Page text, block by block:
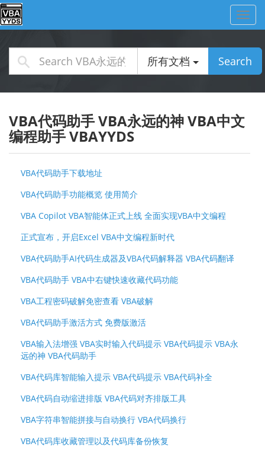
所有文档 Search
VBA代码助手 VBA永远的神 VBA中文
编程助手 VBAYYDS
VBA代码助手下载地址
VBA代码助手功能概览 使用简介
VBA Copilot VBA智能体正式上线 全面实现VBA中文编程
正式宣布，开启Excel VBA中文编程新时代
VBA代码助手AI代码生成器及VBA代码解释器 VBA代码翻译
VBA代码助手 VBA中右键快速收藏代码功能
VBA工程密码破解免密查看 VBA破解
VBA代码助手激活方式 免费版激活
VBA输入法增强 VBA实时输入代码提示 VBA代码提示 VBA永
远的神 VBA代码助手
VBA代码库智能输入提示 VBA代码提示 VBA代码补全
VBA代码自动缩进排版 VBA代码对齐排版工具
VBA字符串智能拼接与自动换行 VBA代码换行
VBA代码库收藏管理以及代码库备份恢复